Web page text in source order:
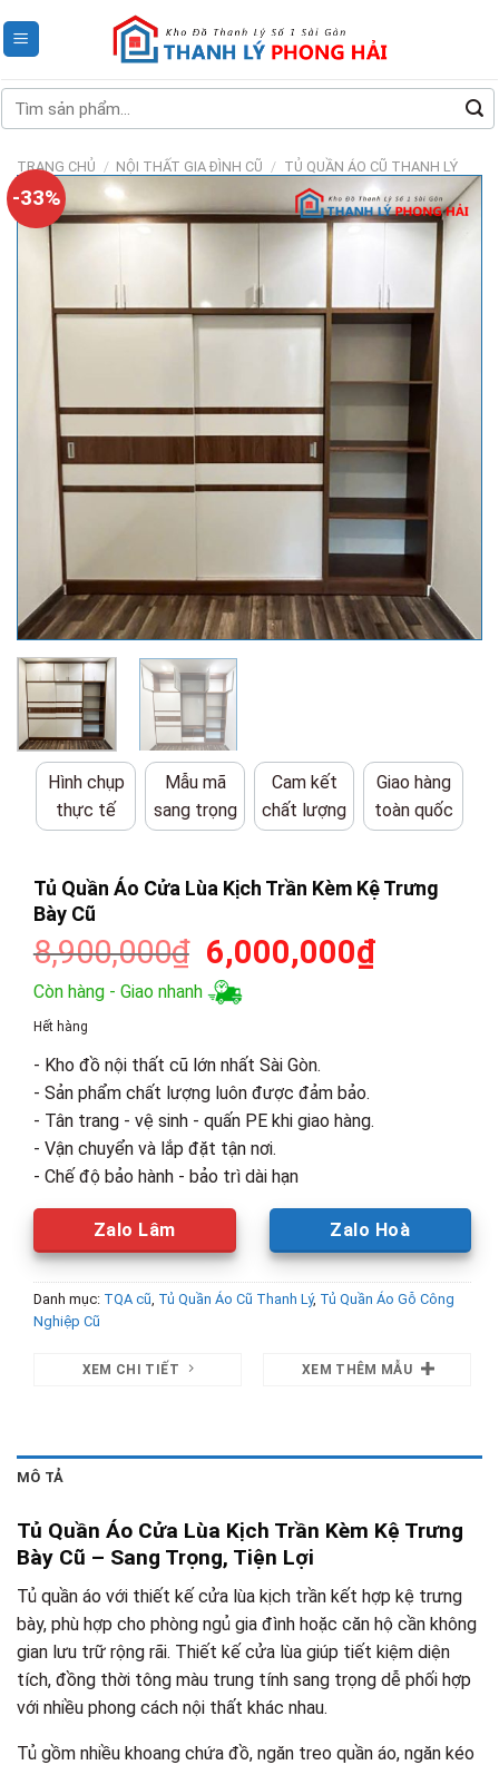
to
Tìm
kiếm:
TRANG CHỦ / NỘI THẤT GIA ĐÌNH CŨ / TỦ QUẦN ÁO CŨ THANH LÝ
-33%
Hình chụp
thực tế
Mẫu mã
sang trọng
Cam kết
chất lượng
Giao hàng
toàn quốc
Tủ Quần Áo Cửa Lùa Kịch Trần Kèm Kệ Trưng
Bày Cũ
8,900,000₫ Giá
gốc
là:
6,000,000₫Giá
Còn hàng - Giao nhanh
Hết hàng
- Kho đồ nội thất cũ lớn nhất Sài Gòn.
- Sản phẩm chất lượng luôn được đảm bảo.
- Tân trang - vệ sinh - quấn PE khi giao hàng.
- Vận chuyển và lắp đặt tận nơi.
- Chế độ bảo hành - bảo trì dài hạn
Zalo Lâm Zalo Hoà
Danh mục: TQA cũ, Tủ Quần Áo Cũ Thanh Lý, Tủ Quần Áo Gỗ Công
Nghiệp Cũ
XEM CHI TIẾT XEM THÊM MẪU
MÔ TẢ
Tủ Quần Áo Cửa Lùa Kịch Trần Kèm Kệ Trưng
Bày Cũ – Sang Trọng, Tiện Lợi
Tủ quần áo với thiết kế cửa lùa kịch trần kết hợp kệ trưng
bày, phù hợp cho phòng ngủ gia đình hoặc căn hộ cần không
gian lưu trữ rộng rãi. Thiết kế cửa lùa giúp tiết kiệm diện
tích, đồng thời tông màu trung tính sang trọng dễ phối hợp
với nhiều phong cách nội thất khác nhau.
Tủ gồm nhiều khoang chứa đồ, ngăn treo quần áo, ngăn kéo